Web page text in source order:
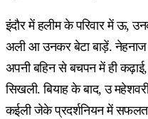
इंदौर में हलीम के परिवार में ऊ,
अली आ उनकर बेटा बाड़ें. नेहनाज
अपनी बहिन से बचपन में ही
सिखली. बियाह के बाद, उ
कईली जेके प्रदर्शनियन में